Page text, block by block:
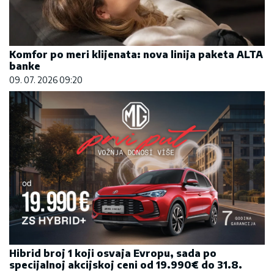
Komfor po meri klijenata: nova linija paketa ALTA
banke
09. 07. 2026 09:20
Hibrid broj 1 koji osvaja Evropu, sada po
specijalnoj akcijskoj ceni od 19.990€ do 31.8.